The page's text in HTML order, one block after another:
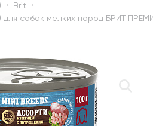
Brit
для собак мелких пород БРИТ